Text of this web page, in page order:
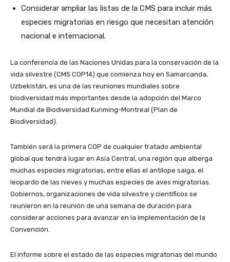
Considerar ampliar las listas de la CMS para incluir más
especies migratorias en riesgo que necesitan atención
nacional e internacional.
La conferencia de las Naciones Unidas para la conservación de la
vida silvestre (CMS COP14) que comienza hoy en Samarcanda,
Uzbekistán, es una de las reuniones mundiales sobre
biodiversidad más importantes desde la adopción del Marco
Mundial de Biodiversidad Kunming-Montreal (Plan de
Biodiversidad).
También será la primera COP de cualquier tratado ambiental
global que tendrá lugar en Asia Central, una región que alberga
muchas especies migratorias, entre ellas el antílope saiga, el
leopardo de las nieves y muchas especies de aves migratorias.
Gobiernos, organizaciones de vida silvestre y científicos se
reunieron en la reunión de una semana de duración para
considerar acciones para avanzar en la implementación de la
Convención.
El informe sobre el estado de las especies migratorias del mundo